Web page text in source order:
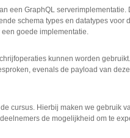
een GraphQL serverimplementatie.
schema types en datatypes voor
goede implementatie.
kunnen worden
evenals de payload van
cursus. Hierbij maken we gebruik
de mogelijkheid om te